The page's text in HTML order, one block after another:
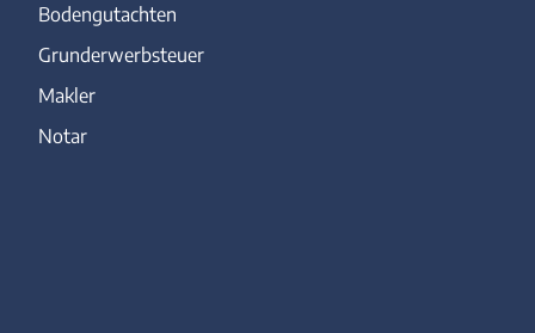
Bodengutachten
Grunderwerbsteuer
Makler
Notar